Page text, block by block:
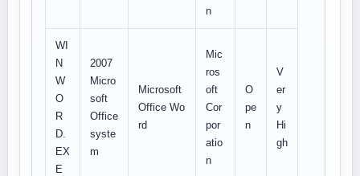
n
WI
N
W
O
R
D.
EX
E
2007
Micro
soft
Office
syste
m
Microsoft
Office Wo
rd
Mic
ros
oft
Cor
por
atio
n
O
pe
n
V
er
y
Hi
gh